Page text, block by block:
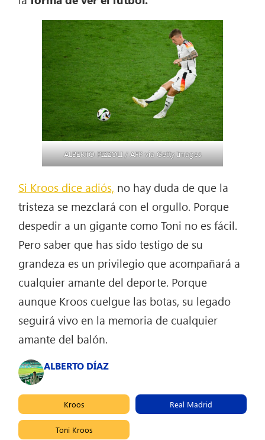
ALBERTO PIZZOLI / AFP via Getty Images
Si Kroos dice adiós, no hay duda de que la
tristeza se mezclará con el orgullo. Porque
despedir a un gigante como Toni no es fácil.
Pero saber que has sido testigo de su
grandeza es un privilegio que acompañará a
cualquier amante del deporte. Porque
aunque Kroos cuelgue las botas, su legado
seguirá vivo en la memoria de cualquier
amante del balón.
ALBERTO DÍAZ
Kroos Real Madrid
Toni Kroos